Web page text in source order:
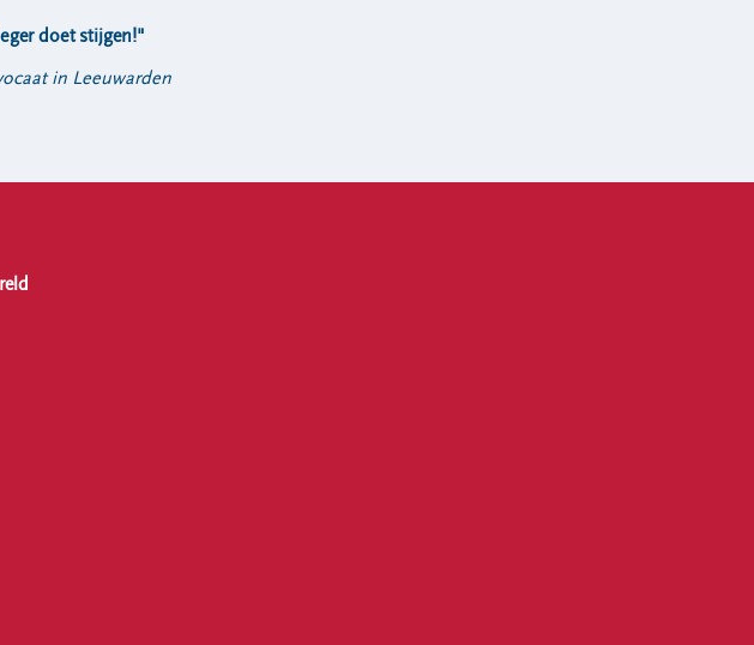
doet stijgen!"
in Leeuwarden